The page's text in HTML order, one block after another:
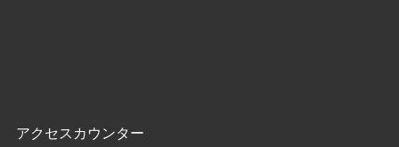
アクセスカウンター